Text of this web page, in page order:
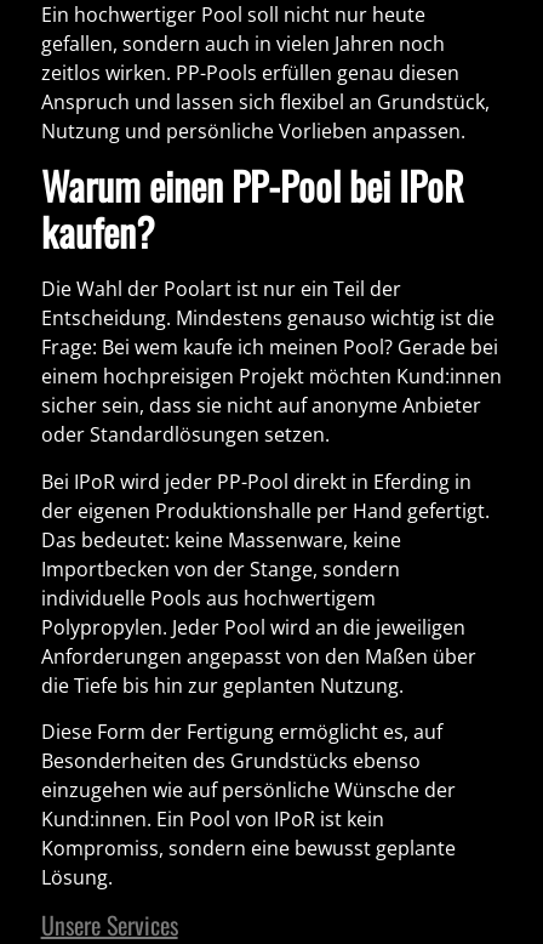
Ein hochwertiger Pool soll nicht nur heute
gefallen, sondern auch in vielen Jahren noch
zeitlos wirken. PP-Pools erfüllen genau diesen
Anspruch und lassen sich flexibel an Grundstück,
Nutzung und persönliche Vorlieben anpassen.
Warum einen PP-Pool bei IPoR
kaufen?
Die Wahl der Poolart ist nur ein Teil der
Entscheidung. Mindestens genauso wichtig ist die
Frage: Bei wem kaufe ich meinen Pool?Gerade bei
einem hochpreisigen Projekt möchten Kund:innen
sicher sein, dass sie nicht auf anonyme Anbieter
oder Standardlösungen setzen.
Bei IPoRwird jeder PP-Pool direkt in Eferding in
der eigenen Produktionshalle per Hand gefertigt.
Das bedeutet: keine Massenware, keine
Importbecken von der Stange, sondern
individuelle Pools aus hochwertigem
Polypropylen. Jeder Pool wird an die jeweiligen
Anforderungen angepasst von den Maßen über
die Tiefe bis hin zur geplanten Nutzung.
Diese Form der Fertigung ermöglicht es, auf
Besonderheiten des Grundstücks ebenso
einzugehen wie auf persönliche Wünsche der
Kund:innen. Ein Pool von IPoR ist kein
Kompromiss, sondern eine bewusst geplante
Lösung.
Unsere Services